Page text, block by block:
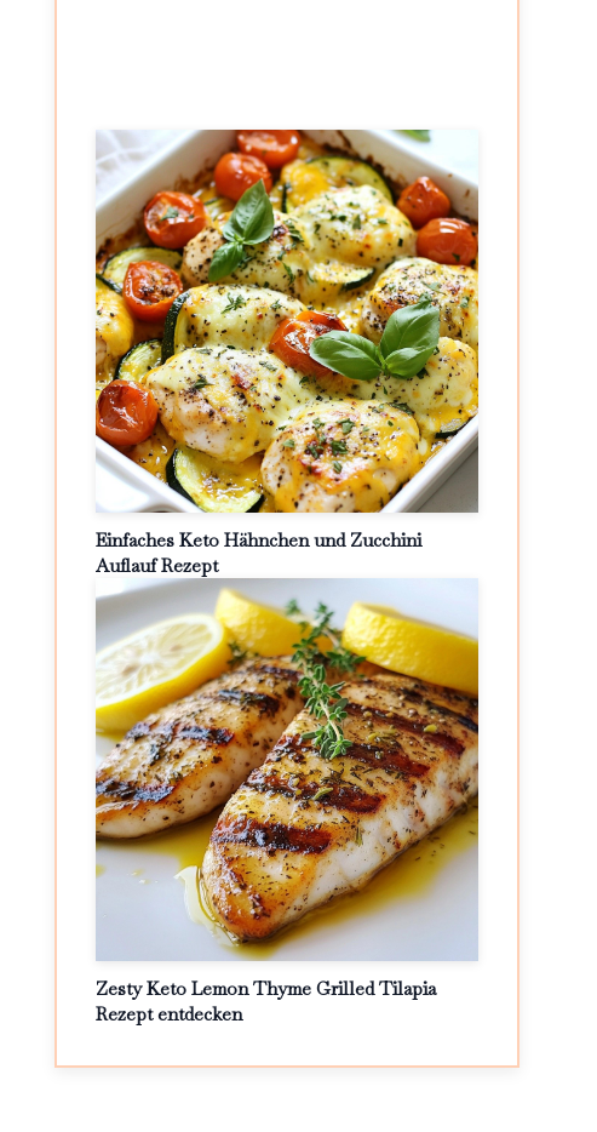
Einfaches Keto Hähnchen und Zucchini
Auflauf Rezept
Zesty Keto Lemon Thyme Grilled Tilapia
Rezept entdecken